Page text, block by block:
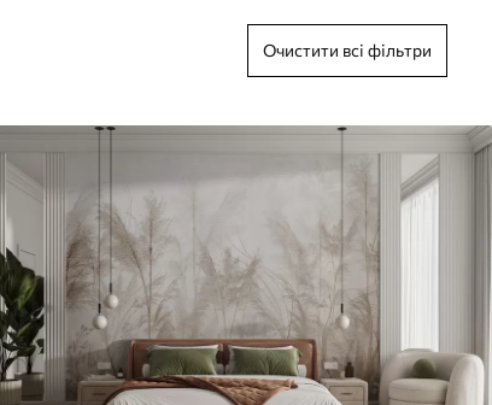
Очистити всі фільтри